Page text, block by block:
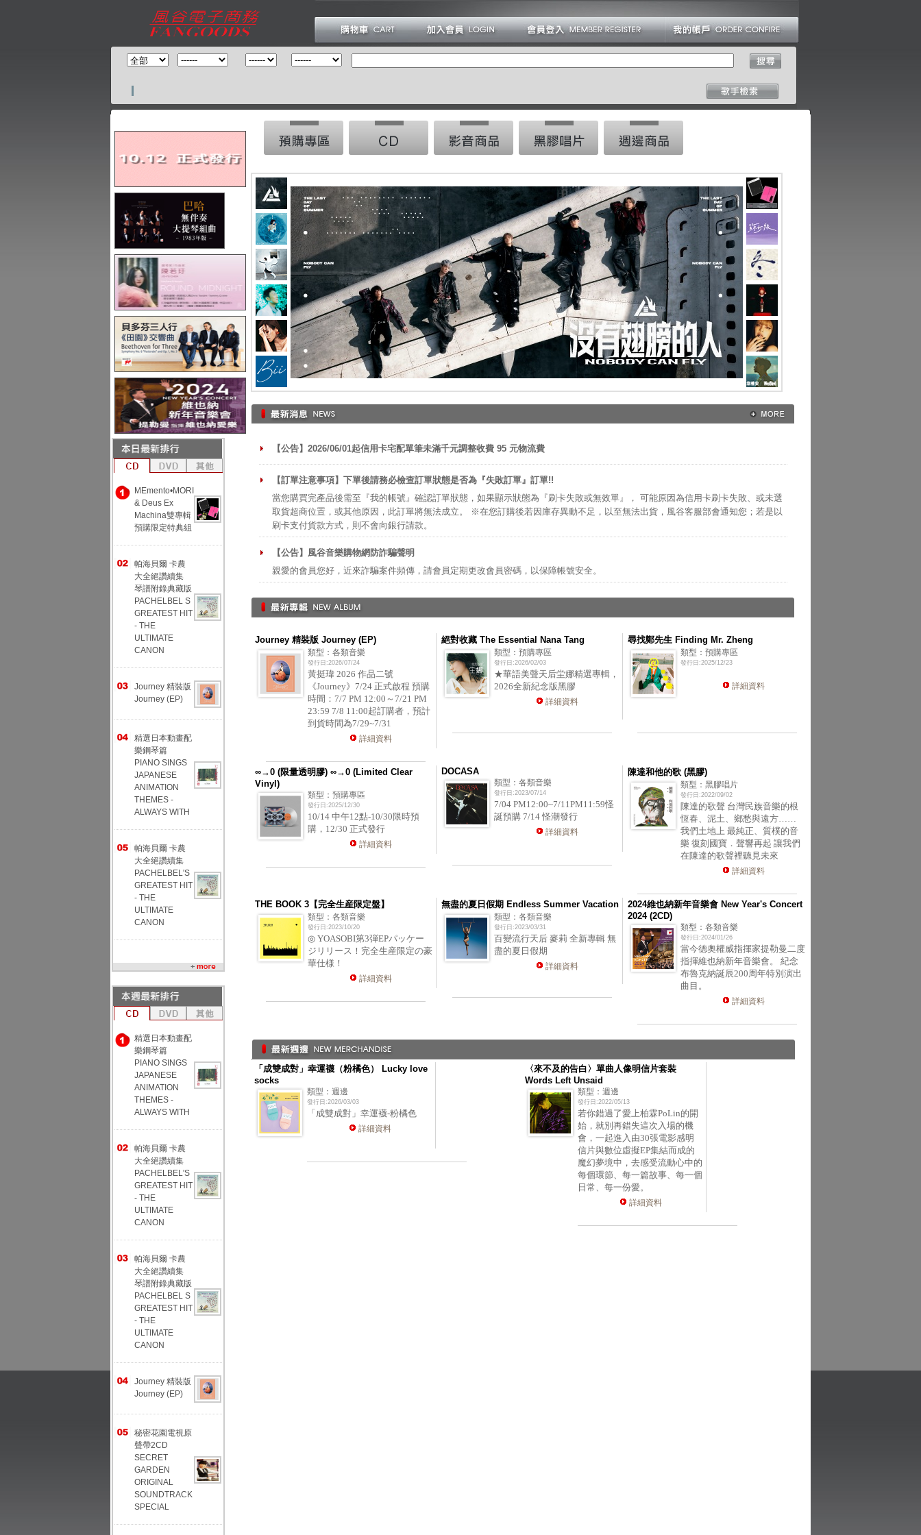
MEmento•MORI
& Deus Ex
Machina雙專輯
預購限定特典組
帕海貝爾 卡農
大全絕讚續集
琴譜附錄典藏版
PACHELBEL S
GREATEST HIT
- THE
ULTIMATE
CANON
Journey 精裝版
Journey (EP)
精選日本動畫配
樂鋼琴篇
PIANO SINGS
JAPANESE
ANIMATION
THEMES -
ALWAYS WITH
帕海貝爾 卡農
大全絕讚續集
PACHELBEL'S
GREATEST HIT
- THE
ULTIMATE
CANON
精選日本動畫配
樂鋼琴篇
PIANO SINGS
JAPANESE
ANIMATION
THEMES -
ALWAYS WITH
帕海貝爾 卡農
大全絕讚續集
PACHELBEL'S
GREATEST HIT
- THE
ULTIMATE
CANON
帕海貝爾 卡農
大全絕讚續集
琴譜附錄典藏版
PACHELBEL S
GREATEST HIT
- THE
ULTIMATE
CANON
Journey 精裝版
Journey (EP)
秘密花園電視原
聲帶2CD
SECRET
GARDEN
ORIGINAL
SOUNDTRACK
SPECIAL
【公告】2026/06/01起信用卡宅配單筆未滿千元調整收費 95 元物流費
【訂單注意事項】下單後請務必檢查訂單狀態是否為『失敗訂單』訂單!!
當您購買完產品後需至『我的帳號』確認訂單狀態，如果顯示狀態為『刷卡失敗或無效單』， 可能原因為信用卡刷卡失敗、或未選
取貨超商位置，或其他原因，此訂單將無法成立。 ※在您訂購後若因庫存異動不足，以至無法出貨，風谷客服部會通知您；若是以
刷卡支付貨款方式，則不會向銀行請款。
【公告】風谷音樂購物網防詐騙聲明
親愛的會員您好，近來詐騙案件頻傳，請會員定期更改會員密碼，以保障帳號安全。
Journey 精裝版 Journey (EP)
類型：各類音樂
發行日:2026/07/24
黃挺瑋 2026 作品二號
《Journey》7/24 正式啟程 預購
時間：7/7 PM 12:00～7/21 PM
23:59 7/8 11:00起訂購者，預計
到貨時間為7/29~7/31
詳細資料
絕對收藏 The Essential Nana Tang
類型：預購專區
發行日:2026/02/03
★華語美聲天后坣娜精選專輯，
2026全新紀念版黑膠
詳細資料
尋找鄭先生 Finding Mr. Zheng
類型：預購專區
發行日:2025/12/23
詳細資料
∞→0 (限量透明膠) ∞→0 (Limited Clear
Vinyl)
類型：預購專區
發行日:2025/12/30
10/14 中午12點-10/30限時預
購，12/30 正式發行
詳細資料
DOCASA
類型：各類音樂
發行日:2023/07/14
7/04 PM12:00~7/11PM11:59怪
誕預購 7/14 怪潮發行
詳細資料
陳達和他的歌 (黑膠)
類型：黑膠唱片
發行日:2022/09/02
陳達的歌聲 台灣民族音樂的根
恆春、泥土、鄉愁與遠方……
我們土地上 最純正、質樸的音
樂 復刻國寶．聲響再起 讓我們
在陳達的歌聲裡聽見未來
詳細資料
THE BOOK 3【完全生産限定盤】
類型：各類音樂
發行日:2023/10/20
◎ YOASOBI第3弾EPパッケー
ジリリース！完全生産限定の豪
華仕様！
詳細資料
無盡的夏日假期 Endless Summer Vacation
類型：各類音樂
發行日:2023/03/31
百變流行天后 麥莉 全新專輯 無
盡的夏日假期
詳細資料
2024維也納新年音樂會 New Year's Concert
2024 (2CD)
類型：各類音樂
發行日:2024/01/26
當今德奧權威指揮家提勒曼二度
指揮維也納新年音樂會。 紀念
布魯克納誕辰200周年特別演出
曲目。
詳細資料
「成雙成對」幸運襪（粉橘色） Lucky love
socks
類型：週邊
發行日:2026/03/03
「成雙成對」幸運襪-粉橘色
詳細資料
〈來不及的告白〉單曲人像明信片套裝
Words Left Unsaid
類型：週邊
發行日:2022/05/13
若你錯過了愛上柏霖PoLin的開
始，就別再錯失這次入場的機
會，一起進入由30張電影感明
信片與數位虛擬EP集結而成的
魔幻夢境中，去感受流動心中的
每個環節、每一篇故事、每一個
日常、每一份愛。
詳細資料